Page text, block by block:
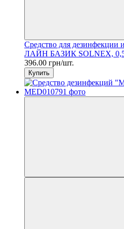
Средство для дезинфекции
ЛАЙН БАЗИК SOLNEX,
396.00 грн/шт.
Купить